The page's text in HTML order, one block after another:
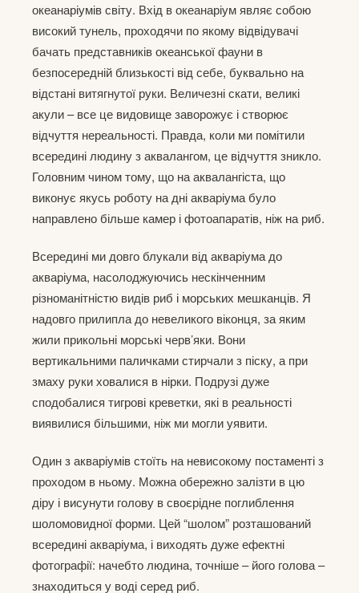
океанаріумів світу. Вхід в океанаріум являє собою
високий тунель, проходячи по якому відвідувачі
бачать представників океанської фауни в
безпосередній близькості від себе, буквально на
відстані витягнутої руки. Величезні скати, великі
акули – все це видовище заворожує і створює
відчуття нереальності. Правда, коли ми помітили
всередині людину з аквалангом, це відчуття зникло.
Головним чином тому, що на аквалангіста, що
виконує якусь роботу на дні акваріума було
направлено більше камер і фотоапаратів, ніж на риб.
Всередині ми довго блукали від акваріума до
акваріума, насолоджуючись нескінченним
різноманітністю видів риб і морських мешканців. Я
надовго прилипла до невеликого віконця, за яким
жили прикольні морські черв’яки. Вони
вертикальними паличками стирчали з піску, а при
змаху руки ховалися в нірки. Подрузі дуже
сподобалися тигрові креветки, які в реальності
виявилися більшими, ніж ми могли уявити.
Один з акваріумів стоїть на невисокому постаменті з
проходом в ньому. Можна обережно залізти в цю
діру і висунути голову в своєрідне поглиблення
шоломовидної форми. Цей “шолом” розташований
всередині акваріума, і виходять дуже ефектні
фотографії: начебто людина, точніше – його голова –
знаходиться у воді серед риб.